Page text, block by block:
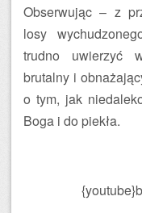
Obserwując – z
losy
trudno uwierzyć
brutalny i
o tym, jak
Boga i do piekła.